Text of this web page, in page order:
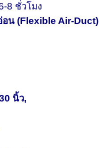
8 ชั่วโมง
น (Flexible Air-Duct)
นิ้ว,